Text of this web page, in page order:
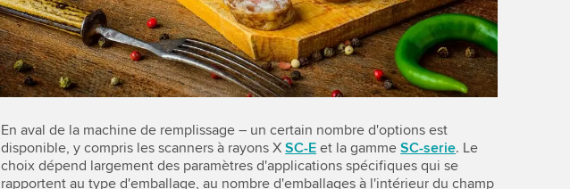
En aval de la machine de remplissage – un certain nombre d'options est
disponible, y compris les scanners à rayons XSC-E et la gammeSC-serie. Le
choix dépend largement des paramètres d'applications spécifiques qui se
rapportent au type d'emballage, au nombre d'emballages à l'intérieur du champ